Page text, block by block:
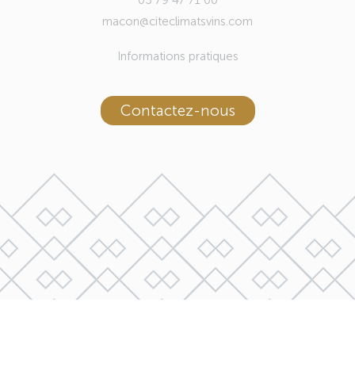
macon@citeclimatsvins.com
Informations pratiques
Contactez-nous